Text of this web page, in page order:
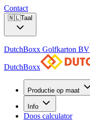
Contact
🇳🇱Taal
DutchBoxx Golfkarton BV
DutchBoxx
Productie op maat
Info
Doos calculator